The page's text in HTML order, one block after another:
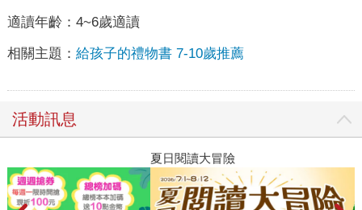
適讀年齡： 4~6歲適讀
相關主題： 給孩子的禮物書 7-10歲推薦
活動訊息